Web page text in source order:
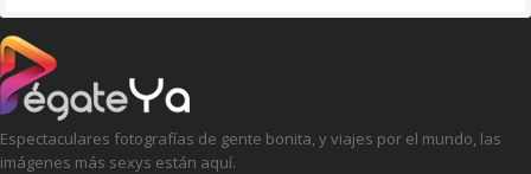
Espectaculares fotografías de gente bonita, y viajes por el mundo, las
imágenes más sexys están aquí.